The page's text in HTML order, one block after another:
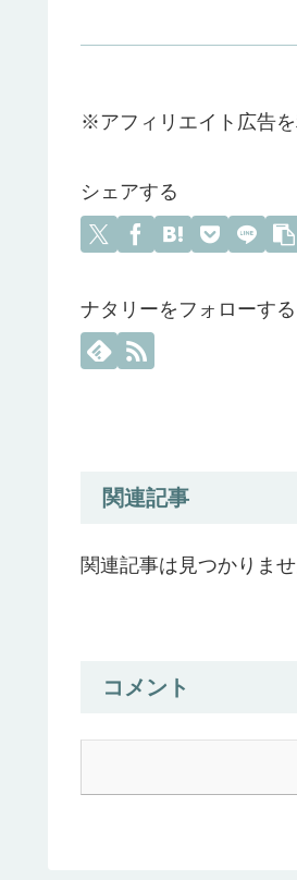
※アフィリエイト広告を
シェアする
ナタリーをフォローする
関連記事
関連記事は見つかりませ
コメント